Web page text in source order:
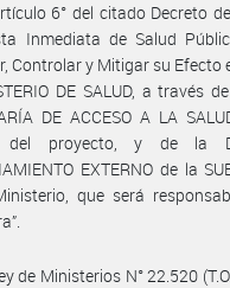
6° del citado Decreto
Inmediata de Salud
Controlar y Mitigar su Efecto
DE SALUD, a través
DE ACCESO A LA
del proyecto, y de la
EXTERNO de la
que será
de Ministerios N° 22.520